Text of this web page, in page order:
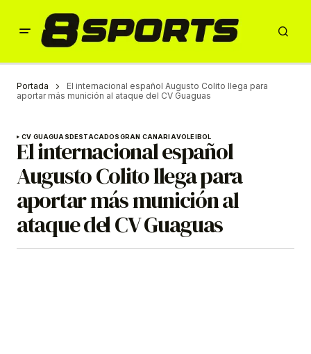
Portada
El internacional español Augusto Colito llega para
aportar más munición al ataque del CV Guaguas
CV GUAGUASDESTACADOSGRAN CANARIAVOLEIBOL
El internacional español
Augusto Colito llega para
aportar más munición al
ataque del CV Guaguas